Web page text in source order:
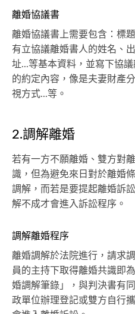
離婚協議書
離婚協議書上需要包含：標
有立協議離婚書人的姓名、
址...等基本資料，並寫下協
的約定內容，像是夫妻財產
視方式...等。
2.調解離婚
若有一方不願離婚、雙方對
識，但為避免來日對於離婚
調解，而若是要提起離婚訴
解不成才會進入訴訟程序。
調解離婚程序
離婚調解於法院進行，請求
員的主持下取得離婚共識即
婚調解筆錄」，與判決書有
政單位辦理登記或雙方自行